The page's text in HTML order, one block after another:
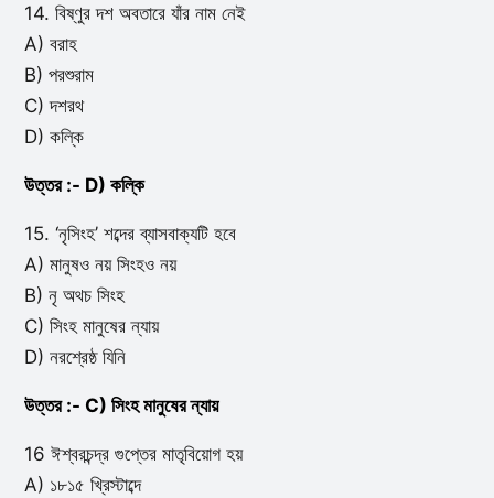
14. বিষ্ণুর দশ অবতারে যাঁর নাম নেই
A) বরাহ
B) পরশুরাম
C) দশরথ
D) কল্কি
উত্তর :- D) কল্কি
15. ‘নৃসিংহ’ শব্দের ব্যাসবাক্যটি হবে
A) মানুষও নয় সিংহও নয়
B) নৃ অথচ সিংহ
C) সিংহ মানুষের ন্যায়
D) নরশ্রেষ্ঠ যিনি
উত্তর :- C) সিংহ মানুষের ন্যায়
16 ঈশ্বরচন্দ্র গুপ্তের মাতৃবিয়োগ হয়
A) ১৮১৫ খ্রিস্টাব্দে